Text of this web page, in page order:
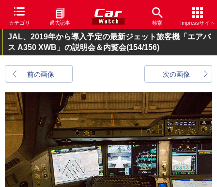
カテゴリ 過去記事 検索 Impressサイト
JAL、2019年から導入予定の最新ジェット旅客機「エアバ
ス A350 XWB」の説明会＆内覧会(154/156)
前の画像 次の画像